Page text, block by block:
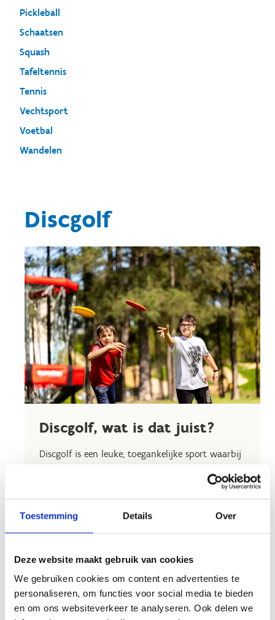
Toestemming Details Over
Deze website maakt gebruik van cookies
We gebruiken cookies om content en advertenties te
personaliseren, om functies voor social media te bieden
en om ons websiteverkeer te analyseren. Ook delen we
Pickleball
Schaatsen
Squash
Tafeltennis
Tennis
Vechtsport
Voetbal
Wandelen
Discgolf
Discgolf, wat is dat juist?
Discgolf is een leuke, toegankelijke sport waarbij
werpen in zo weinig mogelijk worpen. Het is
eigenlijk een soort golf, maar dan met een frisbee
(disc).Iedereen kan meedoen
: jong (vanaf het
aangepast worden aan de doelgroep. Door een
bos of op een open ruimte, binnen of buiten.
Kortom, ideaal voor wie op zoek is naar een
leuke activiteit met vrienden, collega's of familie.